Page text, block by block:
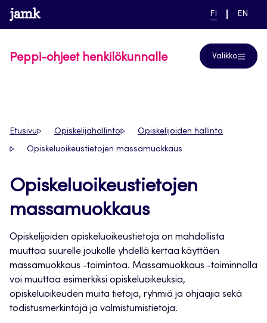
Siirry
suoraan
www.jamk.fi linkki pääsivustolle
NYKYINEN
FI
VAIHDA
EN
Peppi-ohjeet henkilökunnalle Valikko
Etusivu Opiskelijahallinto Opiskelijoiden hallinta
Opiskeluoikeustietojen massamuokkaus
Opiskeluoikeustietojen
massamuokkaus
Opiskelijoiden opiskeluoikeustietoja on mahdollista
muuttaa suurelle joukolle yhdellä kertaa käyttäen
massamuokkaus -toimintoa. Massamuokkaus -toiminnolla
voi muuttaa esimerkiksi opiskeluoikeuksia,
opiskeluoikeuden muita tietoja, ryhmiä ja ohjaajia sekä
todistusmerkintöjä ja valmistumistietoja.